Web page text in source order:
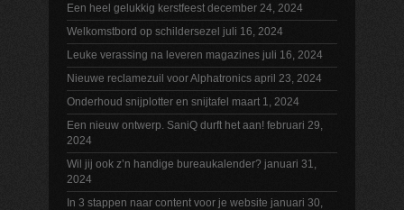
Een heel gelukkig kerstfeest december 24, 2024
Welkomstbord op schildersezel juli 16, 2024
Leuke verassing na leveren magazines juli 16, 2024
Nieuwe reclamezuil voor Alphatronics april 23, 2024
Onderhoud snijplotter en snijtafel maart 1, 2024
Een nieuw ontwerp. SaniQ durft het aan! februari 29,
2024
Wil jij ook z’n handige bureaukalender? januari 31,
2024
In 3 stappen naar content voor je website januari 30,